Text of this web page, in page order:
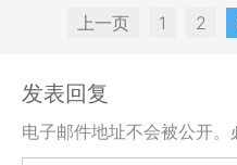
上一页 1 2
发表回复
电子邮件地址不会被公开